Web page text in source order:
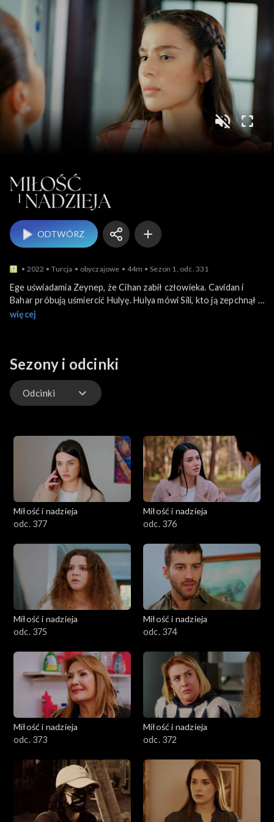
Miłość i nadzieja
ODTWÓRZ
2022 Turcja obyczajowe 44m Sezon 1, odc. 331
Ege uświadamia Zeynep, że Cihan zabił człowieka. Cavidan i
Bahar próbują uśmiercić Hulyę. Hulya mówi Sili, kto ją zepchnął z
balkonu. Zeynep nie chce słuchać wyjaśnień Cihana.
więcej
Sezony i odcinki
Odcinki
Miłość i nadzieja
odc. 377
Miłość i nadzieja
odc. 376
Miłość i nadzieja
odc. 375
Miłość i nadzieja
odc. 374
Miłość i nadzieja
odc. 373
Miłość i nadzieja
odc. 372